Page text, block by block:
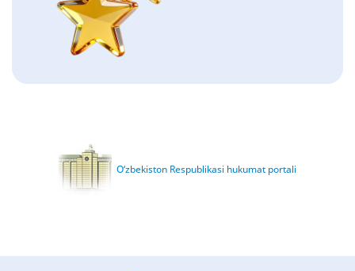
O‘zbekiston Respublikasi hukumat portali